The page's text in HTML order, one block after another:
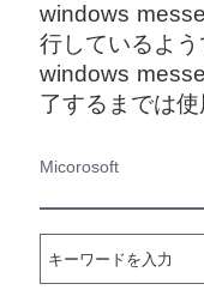
windows
行しているよう
windows
了するまでは使
Micorosoft